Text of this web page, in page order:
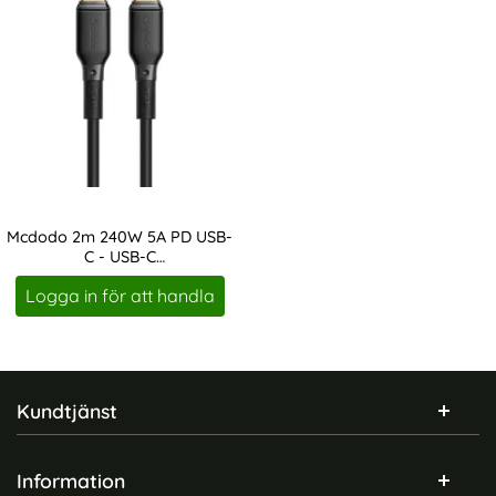
Mcdodo 2m 240W 5A PD USB-
C - USB-C
Snabbladdningskabel Svart
Art. nr 217153
Logga in för att handla
Sidfot Blandad info och länkar
Kundtjänst
Information